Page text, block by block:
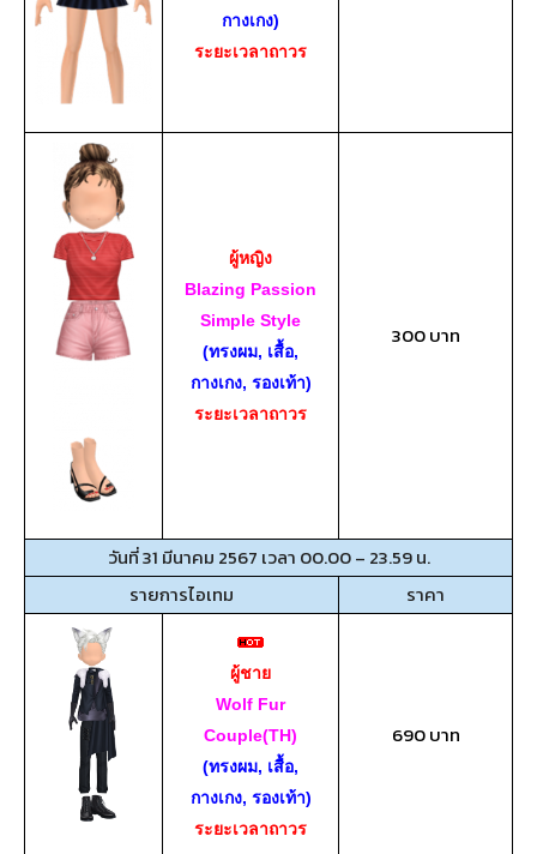
กางเกง)
ระยะเวลาถาวร
ผู้หญิง
Blazing Passion
Simple Style
(ทรงผม, เสื้อ,
กางเกง, รองเท้า)
ระยะเวลาถาวร
300 บาท
วันที่ 31 มีนาคม 2567 เวลา 00.00 – 23.59 น.
รายการไอเทม
ราคา
ผู้ชาย
Wolf Fur
Couple(TH)
(ทรงผม, เสื้อ,
กางเกง, รองเท้า)
ระยะเวลาถาวร
690 บาท